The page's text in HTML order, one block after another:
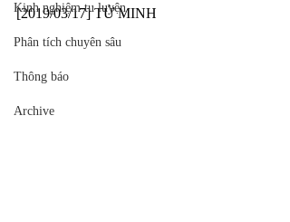
Kinh nghiệm tu luyện
Phân tích chuyên sâu
Thông báo
Archive
[2019/03/17] TỬ MINH